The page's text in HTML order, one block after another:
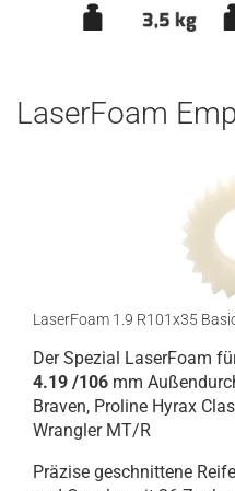
LaserFoam
LaserFoam 1.9 R101x35
Der Spezial LaserFoam
4.19 /106 mm
Braven, Proline Hyrax
Wrangler MT/R
Präzise geschnittene